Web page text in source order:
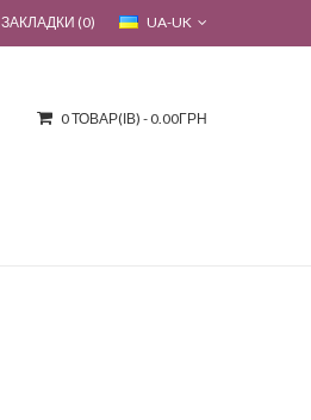
UA-UK
ЗАКЛАДКИ (0)
0 ТОВАР(ІВ) - 0.00ГРН